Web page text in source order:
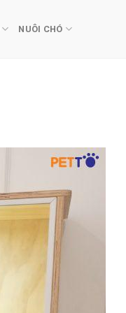
NUÔI CHÓ